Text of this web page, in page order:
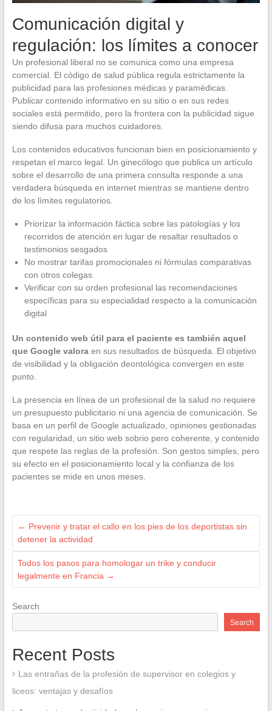
Comunicación digital y
regulación: los límites a conocer
Un profesional liberal no se comunica como una empresa
comercial. El código de salud pública regula estrictamente la
publicidad para las profesiones médicas y paramédicas.
Publicar contenido informativo en su sitio o en sus redes
sociales está permitido, pero la frontera con la publicidad sigue
siendo difusa para muchos cuidadores.
Los contenidos educativos funcionan bien en posicionamiento y
respetan el marco legal. Un ginecólogo que publica un artículo
sobre el desarrollo de una primera consulta responde a una
verdadera búsqueda en internet mientras se mantiene dentro
de los límites regulatorios.
Priorizar la información fáctica sobre las patologías y los
recorridos de atención en lugar de resaltar resultados o
testimonios sesgados
No mostrar tarifas promocionales ni fórmulas comparativas
con otros colegas
Verificar con su orden profesional las recomendaciones
específicas para su especialidad respecto a la comunicación
digital
Un contenido web útil para el paciente es también aquel
que Google valoraen sus resultados de búsqueda. El objetivo
de visibilidad y la obligación deontológica convergen en este
punto.
La presencia en línea de un profesional de la salud no requiere
un presupuesto publicitario ni una agencia de comunicación. Se
basa en un perfil de Google actualizado, opiniones gestionadas
con regularidad, un sitio web sobrio pero coherente, y contenido
que respete las reglas de la profesión. Son gestos simples, pero
su efecto en el posicionamiento local y la confianza de los
pacientes se mide en unos meses.
← Prevenir y tratar el callo en los pies de los deportistas sin
detener la actividad
Todos los pasos para homologar un trike y conducir
legalmente en Francia →
Search
Search
Recent Posts
Las entrañas de la profesión de supervisor en colegios y
liceos: ventajas y desafíos